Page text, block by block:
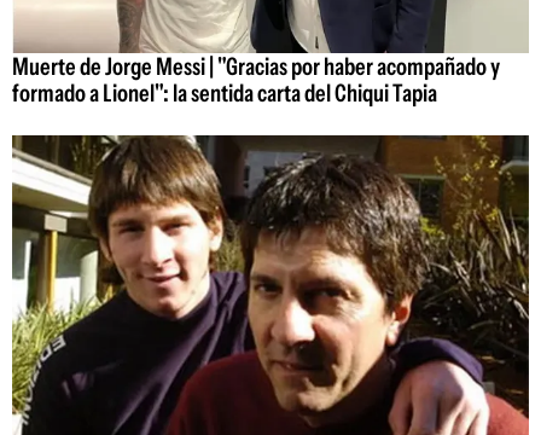
Muerte de Jorge Messi | "Gracias por haber acompañado y
formado a Lionel": la sentida carta del Chiqui Tapia